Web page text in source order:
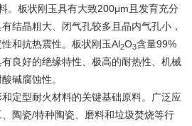
。板状刚玉具有大致200μm且发育充分
结晶粗大、闭气孔较多且晶内气孔小，
和抗热震性。板状刚玉Al2O3含量99%
良好的绝缘特性、极高的耐热性、机械
碱腐蚀性。
定型耐火材料的关键基础原料。广泛应
陶瓷/特种陶瓷、磨料和垃圾焚烧等行